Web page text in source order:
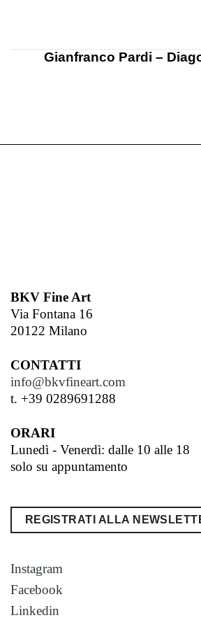
Gianfranco Pardi –
BKV Fine Art
Via Fontana 16
20122 Milano
CONTATTI
info@bkvfineart.com
t. +39 0289691288
ORARI
Lunedì - Venerdì: dalle 10 alle 18
solo su appuntamento
REGISTRATI ALLA
Instagram
Facebook
Linkedin